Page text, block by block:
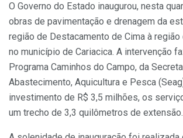
O Governo do Estado inaugurou, nesta
obras de pavimentação e drenagem da
região de Destacamento de Cima à região
no município de Cariacica. A intervenção
Programa Caminhos do Campo, da
Abastecimento, Aquicultura e Pesca
investimento de R$ 3,5 milhões, os
um trecho de 3,3 quilômetros de extensão.